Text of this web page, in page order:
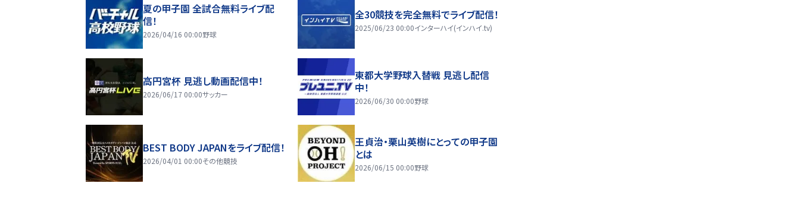
夏の甲子園 全試合無料ライブ配
信！
2026/04/16 00:00野球
全30競技を完全無料でライブ配信！
2025/06/23 00:00インターハイ(インハイ.tv)
高円宮杯 見逃し動画配信中！
2026/06/17 00:00サッカー
東都大学野球入替戦 見逃し配信
中！
2026/06/30 00:00野球
BEST BODY JAPANをライブ配信！
2026/04/01 00:00その他競技
王貞治・栗山英樹にとっての甲子園
とは
2026/06/15 00:00野球